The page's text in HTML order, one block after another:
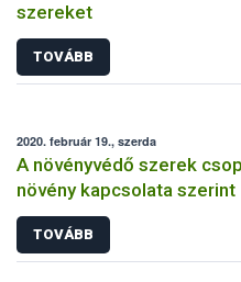
szereket
TOVÁBB
2020. február 19., szerda
A növényvédő szerek
növény kapcsolata szerint
TOVÁBB